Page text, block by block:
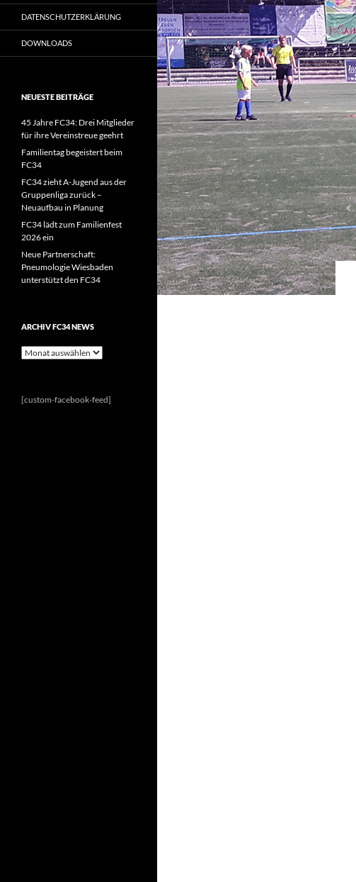
DATENSCHUTZERKLÄRUNG
DOWNLOADS
NEUESTE BEITRÄGE
45 Jahre FC34: Drei Mitglieder
für ihre Vereinstreue geehrt
Familientag begeistert beim
FC34
FC34 zieht A-Jugend aus der
Gruppenliga zurück –
Neuaufbau in Planung
FC34 lädt zum Familienfest
2026 ein
Neue Partnerschaft:
Pneumologie Wiesbaden
unterstützt den FC34
ARCHIV FC34 NEWS
Archiv
[custom-facebook-feed]